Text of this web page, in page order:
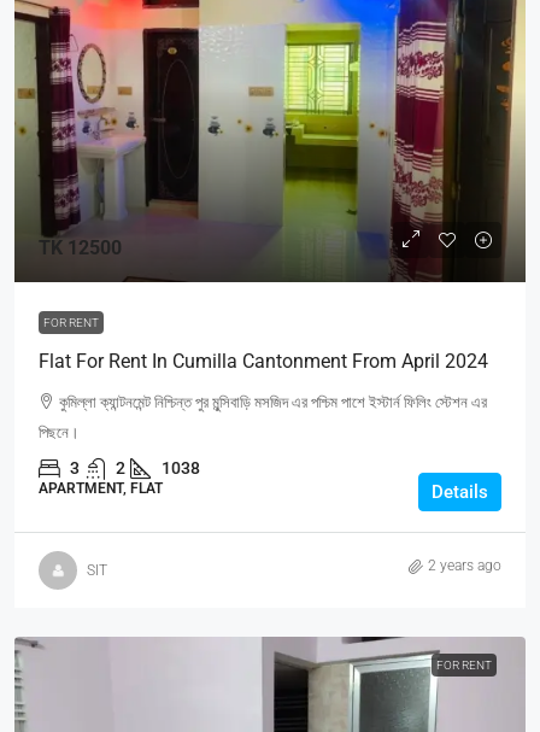
TK 12500
FOR RENT
Flat For Rent In Cumilla Cantonment From April 2024
কুমিল্লা ক্যান্টনমেন্ট নিশ্চিন্ত পুর মুন্সিবাড়ি মসজিদ এর পশ্চিম পাশে ইস্টার্ন ফিলিং স্টেশন এর
পিছনে।
3 2 1038
APARTMENT, FLAT Details
SIT 2 years ago
FOR RENT